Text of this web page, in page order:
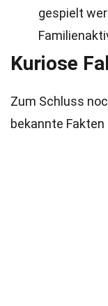
gespielt
Kuriose
Zum Schluss
bekannte